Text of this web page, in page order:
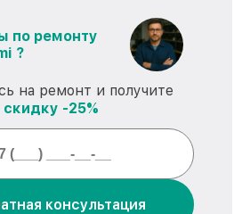
по ремонту
?
на ремонт и получите
скидку -25%
консультация